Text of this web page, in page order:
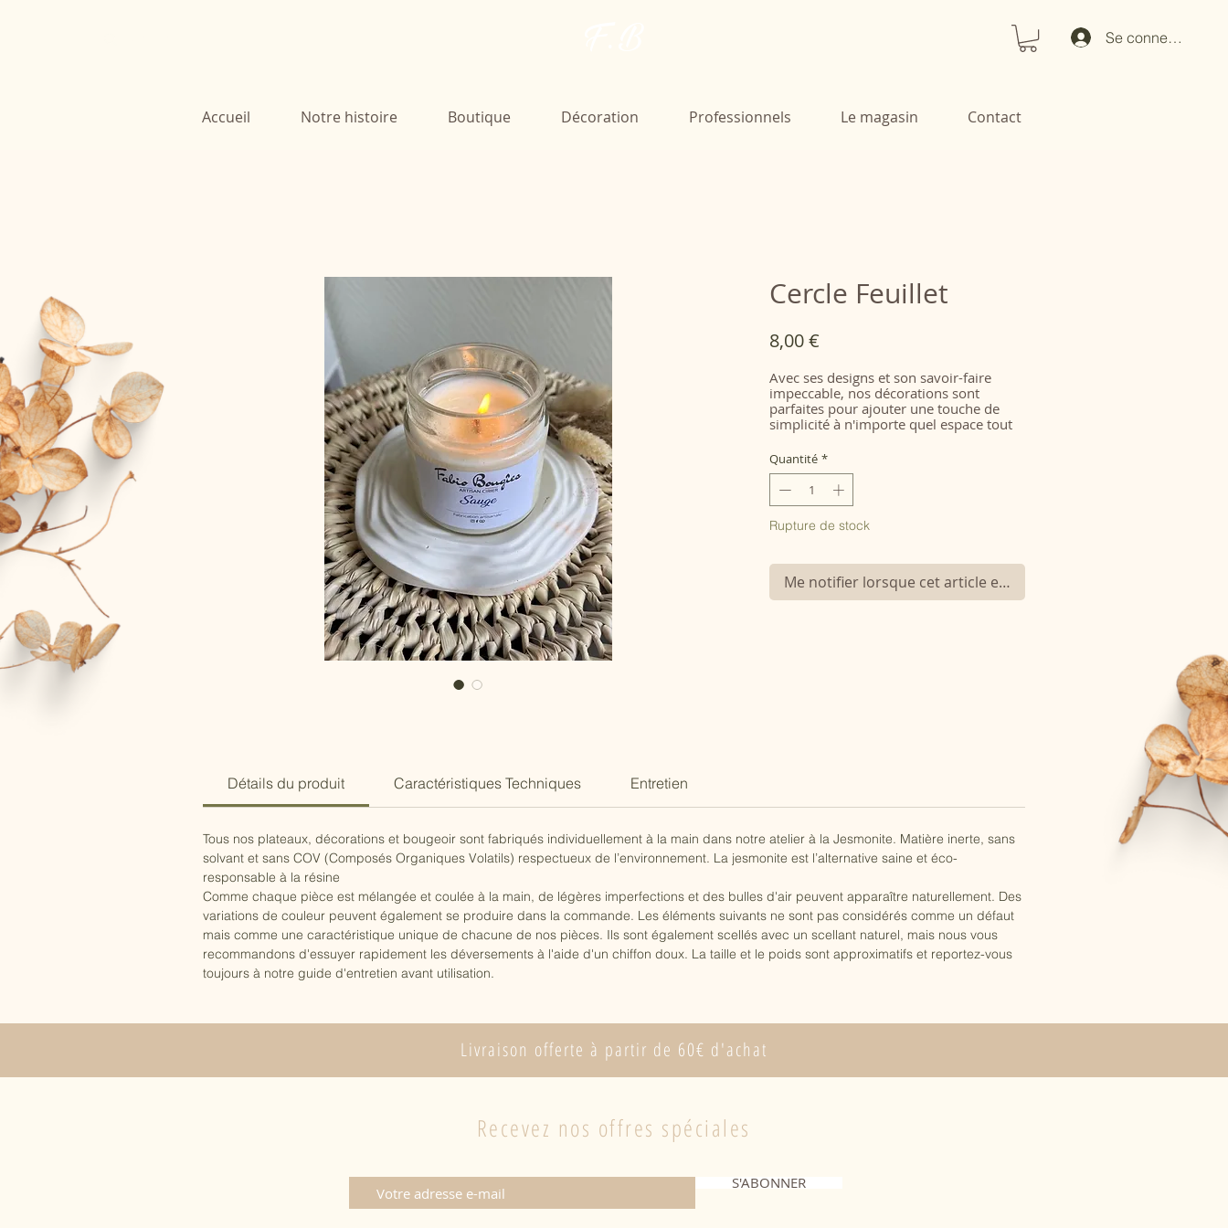
Se connecter
Accueil Notre histoire Boutique Décoration Professionnels Le magasin Contact
Cercle Feuillet
8,00 €
Avec ses designs et son savoir-faire
impeccable, nos décorations sont
parfaites pour ajouter une touche de
simplicité à n'importe quel espace tout
décoratives
parfumées, pour exposer vos bijoux, et
bien plus encore !
Quantité *
Rupture de stock
Me notifier lorsque cet article est disponible
Détails du produit Caractéristiques Techniques Entretien
Tous nos plateaux, décorations et bougeoir sont fabriqués individuellement à la main dans notre atelier à la Jesmonite. Matière inerte, sans
solvant et sans COV (Composés Organiques Volatils) respectueux de l’environnement. La jesmonite est l’alternative saine et éco-
responsable à la résine
Comme chaque pièce est mélangée et coulée à la main, de légères imperfections et des bulles d'air peuvent apparaître naturellement. Des
variations de couleur peuvent également se produire dans la commande. Les éléments suivants ne sont pas considérés comme un défaut
mais comme une caractéristique unique de chacune de nos pièces. Ils sont également scellés avec un scellant naturel, mais nous vous
recommandons d'essuyer rapidement les déversements à l'aide d'un chiffon doux. La taille et le poids sont approximatifs et reportez-vous
toujours à notre guide d'entretien avant utilisation.
Livraison offerte à partir de 60€ d'achat
Recevez nos offres spéciales
S'ABONNER